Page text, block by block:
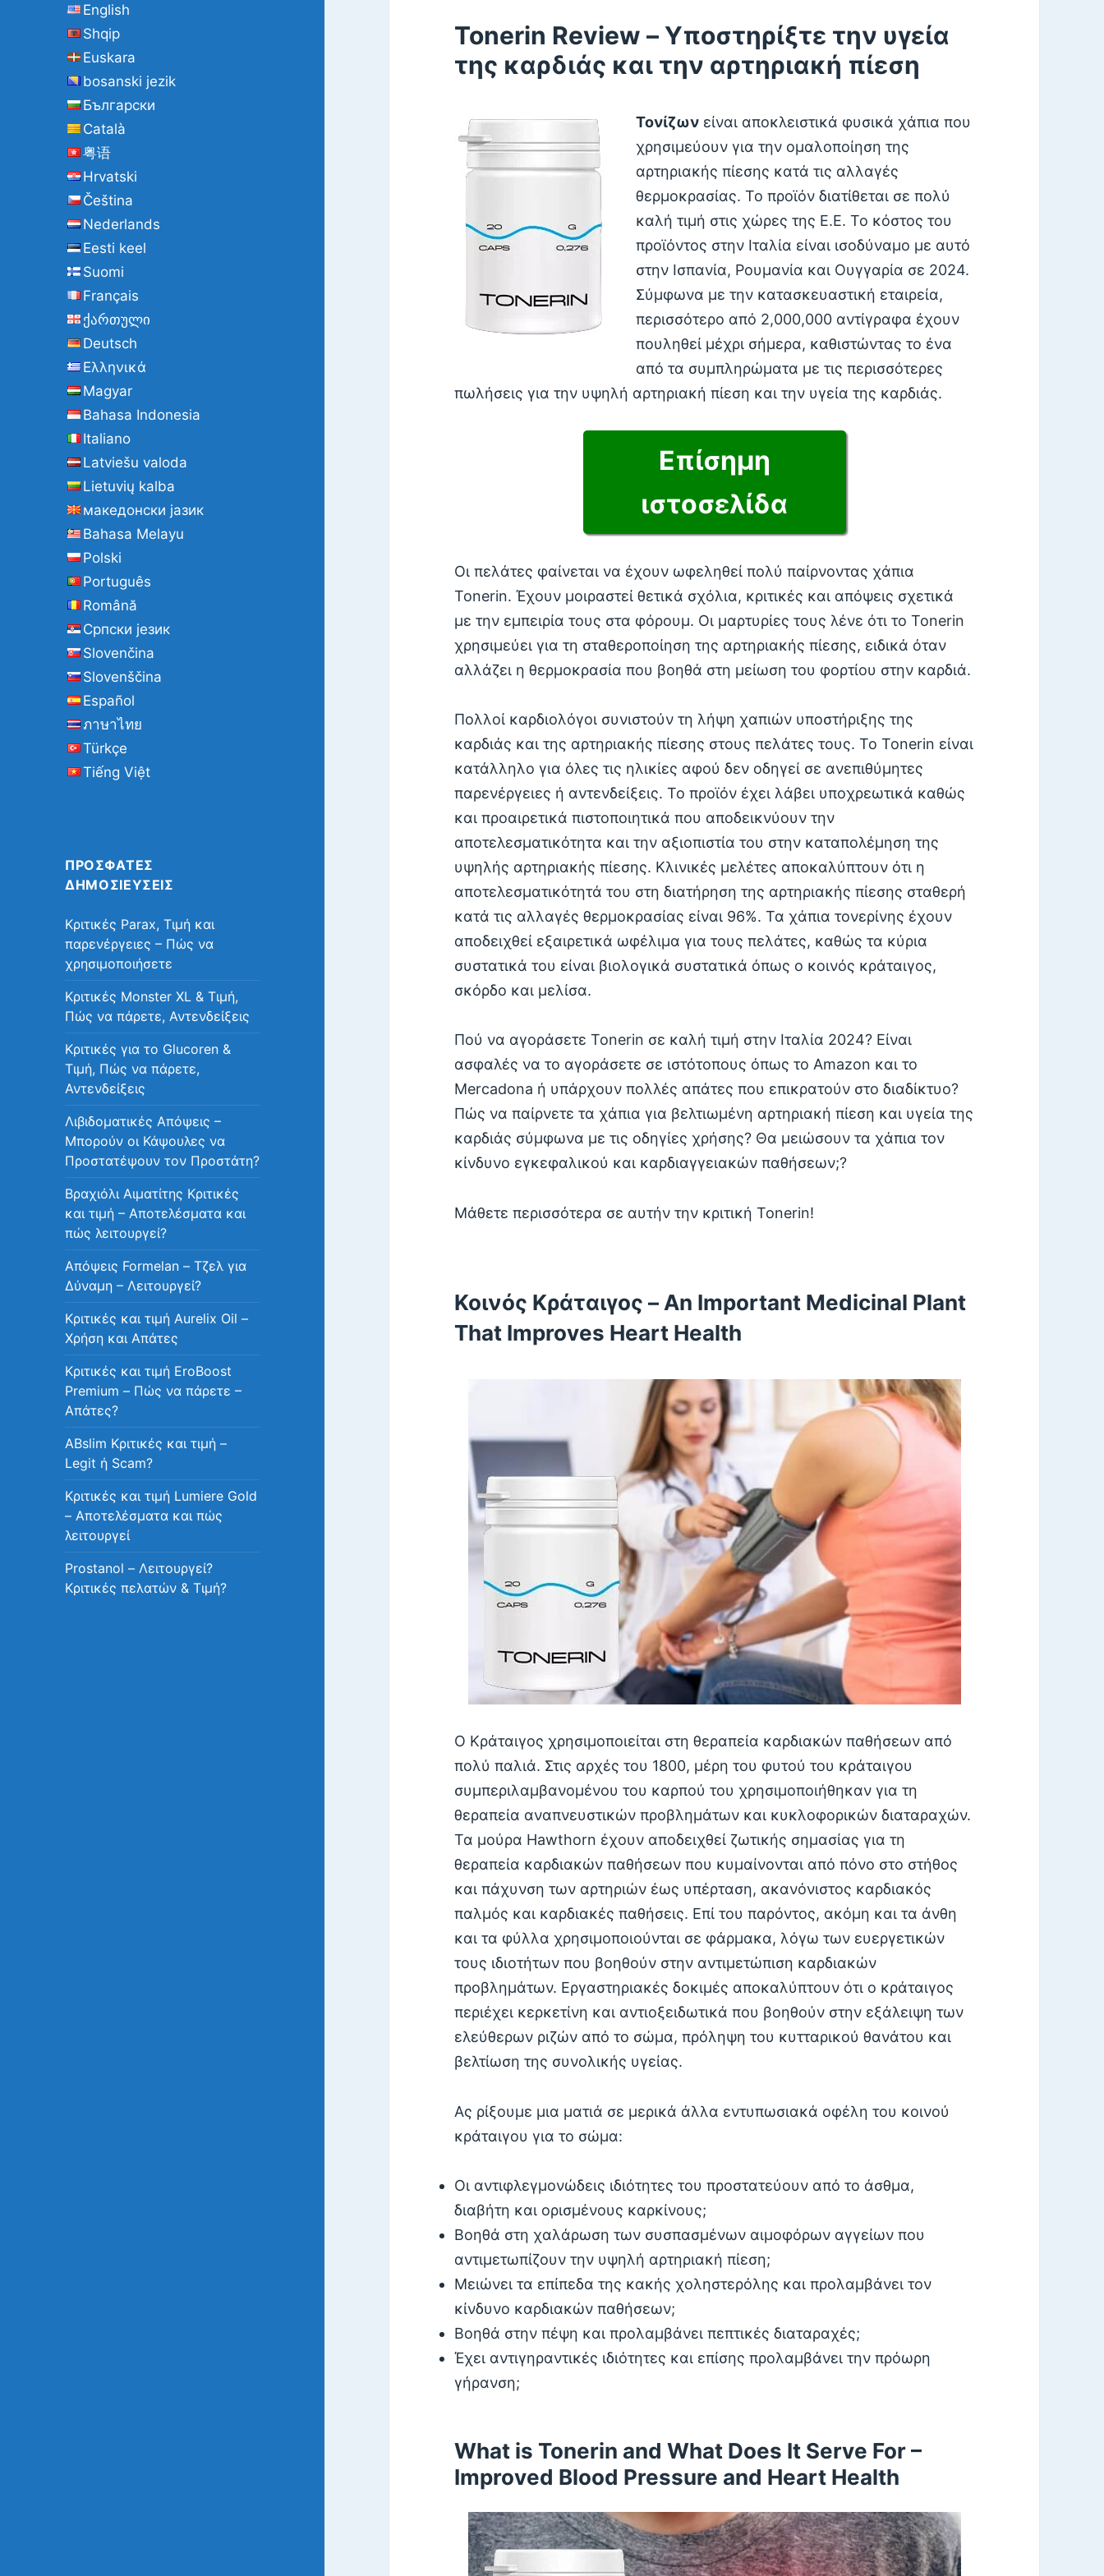
α
:
English
Shqip
Euskara
bosanski jezik
Български
Català
粤语
Hrvatski
Čeština
Nederlands
Eesti keel
Suomi
Français
ქართული
Deutsch
Ελληνικά
Magyar
Bahasa Indonesia
Italiano
Latviešu valoda
Lietuvių kalba
македонски јазик
Bahasa Melayu
Polski
Português
Română
Cрпски језик
Slovenčina
Slovenščina
Español
ภาษาไทย
Türkçe
Tiếng Việt
ΠΡΌΣΦΑΤΕΣ
ΔΗΜΟΣΙΕΎΣΕΙΣ
Κριτικές Parax, Τιμή και
παρενέργειες – Πώς να
χρησιμοποιήσετε
Κριτικές Monster XL & Τιμή,
Πώς να πάρετε, Αντενδείξεις
Κριτικές για το Glucoren &
Τιμή, Πώς να πάρετε,
Αντενδείξεις
Λιβιδοματικές Απόψεις –
Μπορούν οι Κάψουλες να
Προστατέψουν τον Προστάτη?
Βραχιόλι Αιματίτης Κριτικές
και τιμή – Αποτελέσματα και
πώς λειτουργεί?
Απόψεις Formelan – Τζελ για
Δύναμη – Λειτουργεί?
Κριτικές και τιμή Aurelix Oil –
Χρήση και Απάτες
Κριτικές και τιμή EroBoost
Premium – Πώς να πάρετε –
Απάτες?
ABslim Κριτικές και τιμή –
Legit ή Scam?
Κριτικές και τιμή Lumiere Gold
– Αποτελέσματα και πώς
λειτουργεί
Prostanol – Λειτουργεί?
Κριτικές πελατών & Τιμή?
Tonerin Review – Υποστηρίξτε την υγεία
της καρδιάς και την αρτηριακή πίεση
Τονίζωνείναι αποκλειστικά φυσικά χάπια που
χρησιμεύουν για την ομαλοποίηση της
αρτηριακής πίεσης κατά τις αλλαγές
θερμοκρασίας. Το προϊόν διατίθεται σε πολύ
καλή τιμή στις χώρες της Ε.Ε. Το κόστος του
προϊόντος στην Ιταλία είναι ισοδύναμο με αυτό
στην Ισπανία, Ρουμανία και Ουγγαρία σε 2024.
Σύμφωνα με την κατασκευαστική εταιρεία,
περισσότερο από 2,000,000 αντίγραφα έχουν
πουληθεί μέχρι σήμερα, καθιστώντας το ένα
από τα συμπληρώματα με τις περισσότερες
πωλήσεις για την υψηλή αρτηριακή πίεση και την υγεία της καρδιάς.
Επίσημη
ιστοσελίδα
Οι πελάτες φαίνεται να έχουν ωφεληθεί πολύ παίρνοντας χάπια
Tonerin. Έχουν μοιραστεί θετικά σχόλια, κριτικές και απόψεις σχετικά
με την εμπειρία τους στα φόρουμ. Οι μαρτυρίες τους λένε ότι το Tonerin
χρησιμεύει για τη σταθεροποίηση της αρτηριακής πίεσης, ειδικά όταν
αλλάζει η θερμοκρασία που βοηθά στη μείωση του φορτίου στην καρδιά.
Πολλοί καρδιολόγοι συνιστούν τη λήψη χαπιών υποστήριξης της
καρδιάς και της αρτηριακής πίεσης στους πελάτες τους. Το Tonerin είναι
κατάλληλο για όλες τις ηλικίες αφού δεν οδηγεί σε ανεπιθύμητες
παρενέργειες ή αντενδείξεις. Το προϊόν έχει λάβει υποχρεωτικά καθώς
και προαιρετικά πιστοποιητικά που αποδεικνύουν την
αποτελεσματικότητα και την αξιοπιστία του στην καταπολέμηση της
υψηλής αρτηριακής πίεσης. Κλινικές μελέτες αποκαλύπτουν ότι η
αποτελεσματικότητά του στη διατήρηση της αρτηριακής πίεσης σταθερή
κατά τις αλλαγές θερμοκρασίας είναι 96%. Τα χάπια τονερίνης έχουν
αποδειχθεί εξαιρετικά ωφέλιμα για τους πελάτες, καθώς τα κύρια
συστατικά του είναι βιολογικά συστατικά όπως ο κοινός κράταιγος,
σκόρδο και μελίσα.
Πού να αγοράσετε Tonerin σε καλή τιμή στην Ιταλία 2024? Είναι
ασφαλές να το αγοράσετε σε ιστότοπους όπως το Amazon και το
Mercadona ή υπάρχουν πολλές απάτες που επικρατούν στο διαδίκτυο?
Πώς να παίρνετε τα χάπια για βελτιωμένη αρτηριακή πίεση και υγεία της
καρδιάς σύμφωνα με τις οδηγίες χρήσης? Θα μειώσουν τα χάπια τον
κίνδυνο εγκεφαλικού και καρδιαγγειακών παθήσεων;?
Μάθετε περισσότερα σε αυτήν την κριτική Tonerin!
Κοινός Κράταιγος – An Important Medicinal Plant
That Improves Heart Health
Ο Κράταιγος χρησιμοποιείται στη θεραπεία καρδιακών παθήσεων από
πολύ παλιά. Στις αρχές του 1800, μέρη του φυτού του κράταιγου
συμπεριλαμβανομένου του καρπού του χρησιμοποιήθηκαν για τη
θεραπεία αναπνευστικών προβλημάτων και κυκλοφορικών διαταραχών.
Τα μούρα Hawthorn έχουν αποδειχθεί ζωτικής σημασίας για τη
θεραπεία καρδιακών παθήσεων που κυμαίνονται από πόνο στο στήθος
και πάχυνση των αρτηριών έως υπέρταση, ακανόνιστος καρδιακός
παλμός και καρδιακές παθήσεις. Επί του παρόντος, ακόμη και τα άνθη
και τα φύλλα χρησιμοποιούνται σε φάρμακα, λόγω των ευεργετικών
τους ιδιοτήτων που βοηθούν στην αντιμετώπιση καρδιακών
προβλημάτων. Εργαστηριακές δοκιμές αποκαλύπτουν ότι ο κράταιγος
περιέχει κερκετίνη και αντιοξειδωτικά που βοηθούν στην εξάλειψη των
ελεύθερων ριζών από το σώμα, πρόληψη του κυτταρικού θανάτου και
βελτίωση της συνολικής υγείας.
Ας ρίξουμε μια ματιά σε μερικά άλλα εντυπωσιακά οφέλη του κοινού
κράταιγου για το σώμα:
Οι αντιφλεγμονώδεις ιδιότητες του προστατεύουν από το άσθμα,
διαβήτη και ορισμένους καρκίνους;
Βοηθά στη χαλάρωση των συσπασμένων αιμοφόρων αγγείων που
αντιμετωπίζουν την υψηλή αρτηριακή πίεση;
Μειώνει τα επίπεδα της κακής χοληστερόλης και προλαμβάνει τον
κίνδυνο καρδιακών παθήσεων;
Βοηθά στην πέψη και προλαμβάνει πεπτικές διαταραχές;
Έχει αντιγηραντικές ιδιότητες και επίσης προλαμβάνει την πρόωρη
γήρανση;
What is Tonerin and What Does It Serve For–
Improved Blood Pressure and Heart Health